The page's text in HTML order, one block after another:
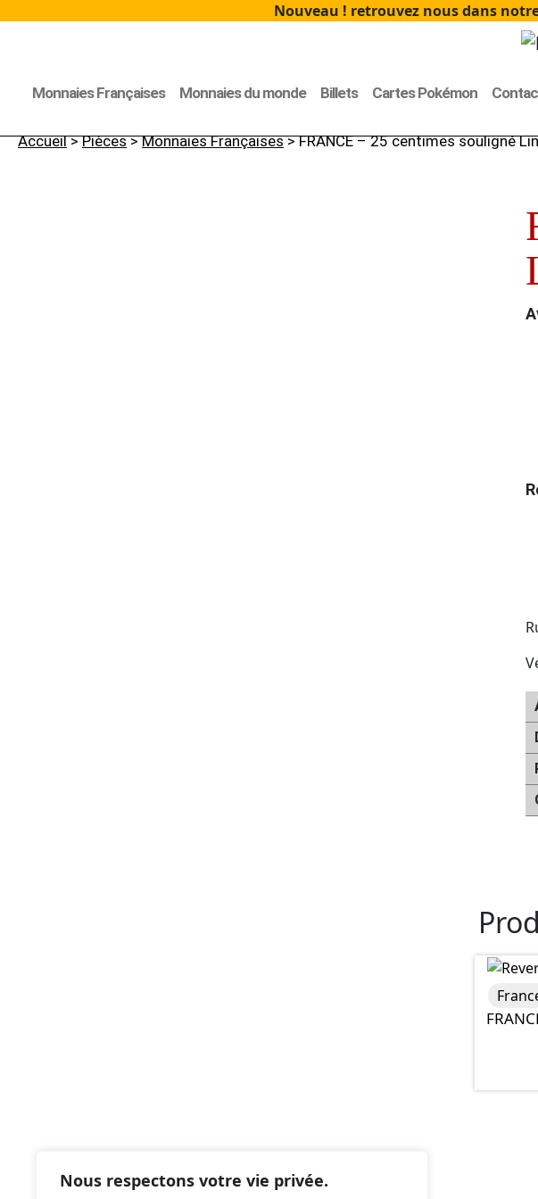
Nous respectons votre vie privée.
Nouveau ! retrouvez nous dans
Monnaies Françaises Monnaies du monde Billets Cartes Pokémon
Accueil>Pièces>Monnaies Françaises> FRANCE – 25 centimes souligné